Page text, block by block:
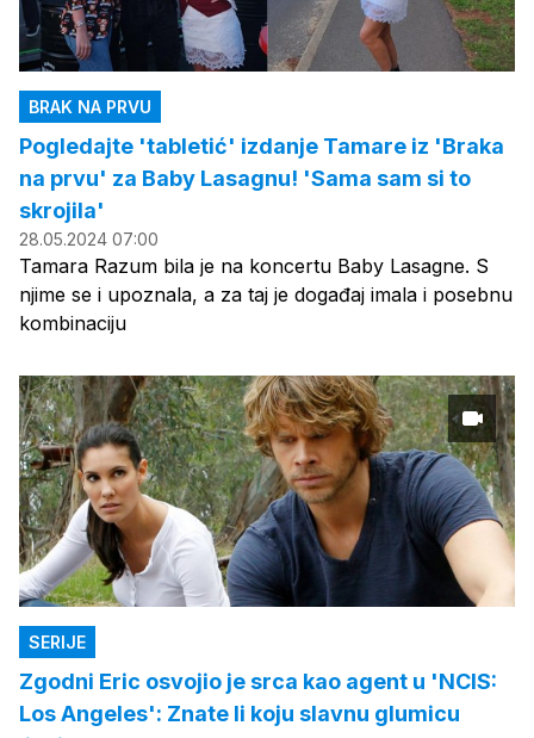
BRAK NA PRVU
Pogledajte 'tabletić' izdanje Tamare iz 'Braka
na prvu' za Baby Lasagnu! 'Sama sam si to
skrojila'
28.05.2024 07:00
Tamara Razum bila je na koncertu Baby Lasagne. S
njime se i upoznala, a za taj je događaj imala i posebnu
kombinaciju
SERIJE
Zgodni Eric osvojio je srca kao agent u 'NCIS:
Los Angeles': Znate li koju slavnu glumicu